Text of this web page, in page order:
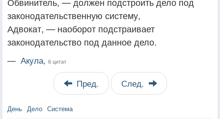
законодательственную систему,
Адвокат, — наоборот подстраивает
законодательство под данное дело.
— Акула, 6 цитат
Пред. След.
День Дело Система